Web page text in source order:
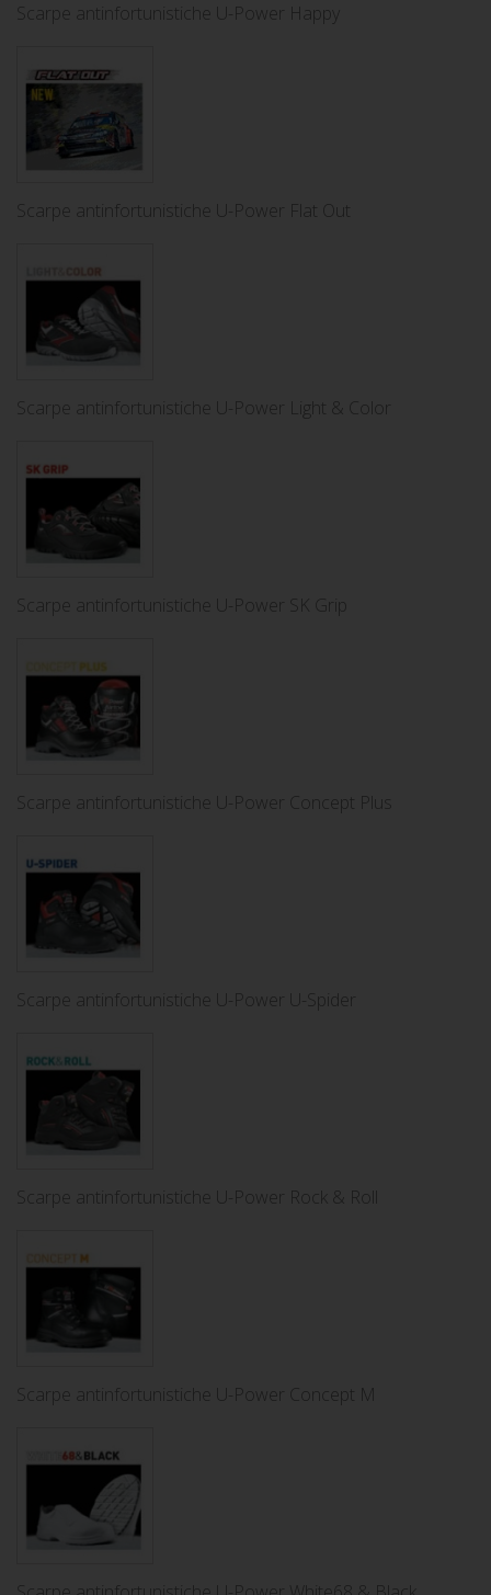
Scarpe antinfortunistiche U-Power Happy
Scarpe antinfortunistiche U-Power Flat Out
Scarpe antinfortunistiche U-Power Light & Color
Scarpe antinfortunistiche U-Power SK Grip
Scarpe antinfortunistiche U-Power Concept Plus
Scarpe antinfortunistiche U-Power U-Spider
Scarpe antinfortunistiche U-Power Rock & Roll
Scarpe antinfortunistiche U-Power Concept M